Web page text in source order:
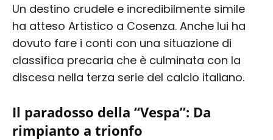
Un destino crudele e incredibilmente simile
ha atteso Artistico a Cosenza. Anche lui ha
dovuto fare i conti con una situazione di
classifica precaria che è culminata con la
discesa nella terza serie del calcio italiano.
Il paradosso della “Vespa”: Da
rimpianto a trionfo